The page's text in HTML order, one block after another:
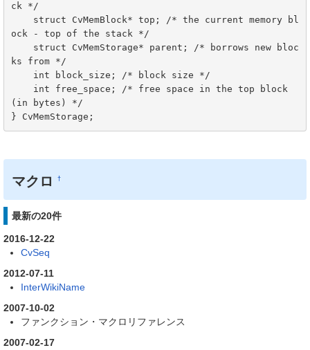
ck */
ock - top of the stack */
ks from */
(in bytes) */
} CvMemStorage;
マクロ†
最新の20件
2016-12-22
CvSeq
2012-07-11
InterWikiName
2007-10-02
ファンクション・マクロリファレンス
2007-02-17